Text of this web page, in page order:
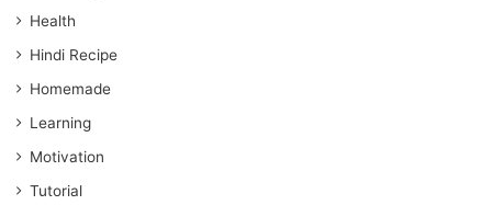
Health
Hindi Recipe
Homemade
Learning
Motivation
Tutorial